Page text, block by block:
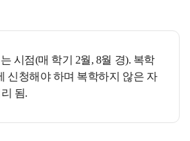
시점(매 학기 2월, 8월 경). 복학
신청해야 하며 복학하지 않은 자
됨.